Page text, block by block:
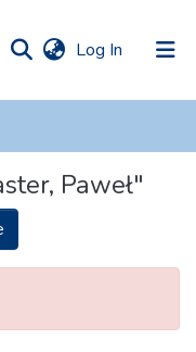
Log In (current)
Paweł"